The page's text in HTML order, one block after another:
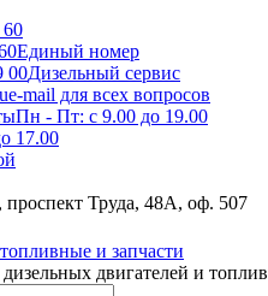
60
Единый номер
00Дизельный сервис
e-mail для всех вопросов
Пн - Пт: с 9.00 до 19.00
17.00
проспект Труда, 48А, оф. 507
дизельных двигателей и